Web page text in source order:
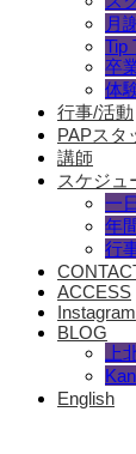
月
Tip
卒
体
行事/活動
PAPスタ
講師
スケジュ
一
年
行
ACCESS
Instagram
BLOG
上
English